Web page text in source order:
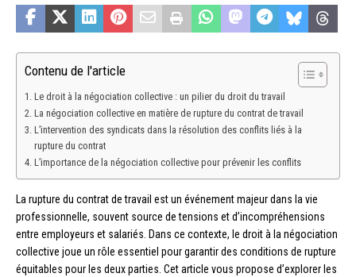
Contenu de l'article
Le droit à la négociation collective : un pilier du droit du travail
La négociation collective en matière de rupture du contrat de travail
L’intervention des syndicats dans la résolution des conflits liés à la
rupture du contrat
L’importance de la négociation collective pour prévenir les conflits
La rupture du contrat de travail est un événement majeur dans la vie
professionnelle, souvent source de tensions et d’incompréhensions
entre employeurs et salariés. Dans ce contexte, le droit à la négociation
collective joue un rôle essentiel pour garantir des conditions de rupture
équitables pour les deux parties. Cet article vous propose d’explorer les